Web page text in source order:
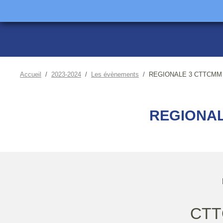
Accueil 2023-2024 Les évènements REGIONALE 3